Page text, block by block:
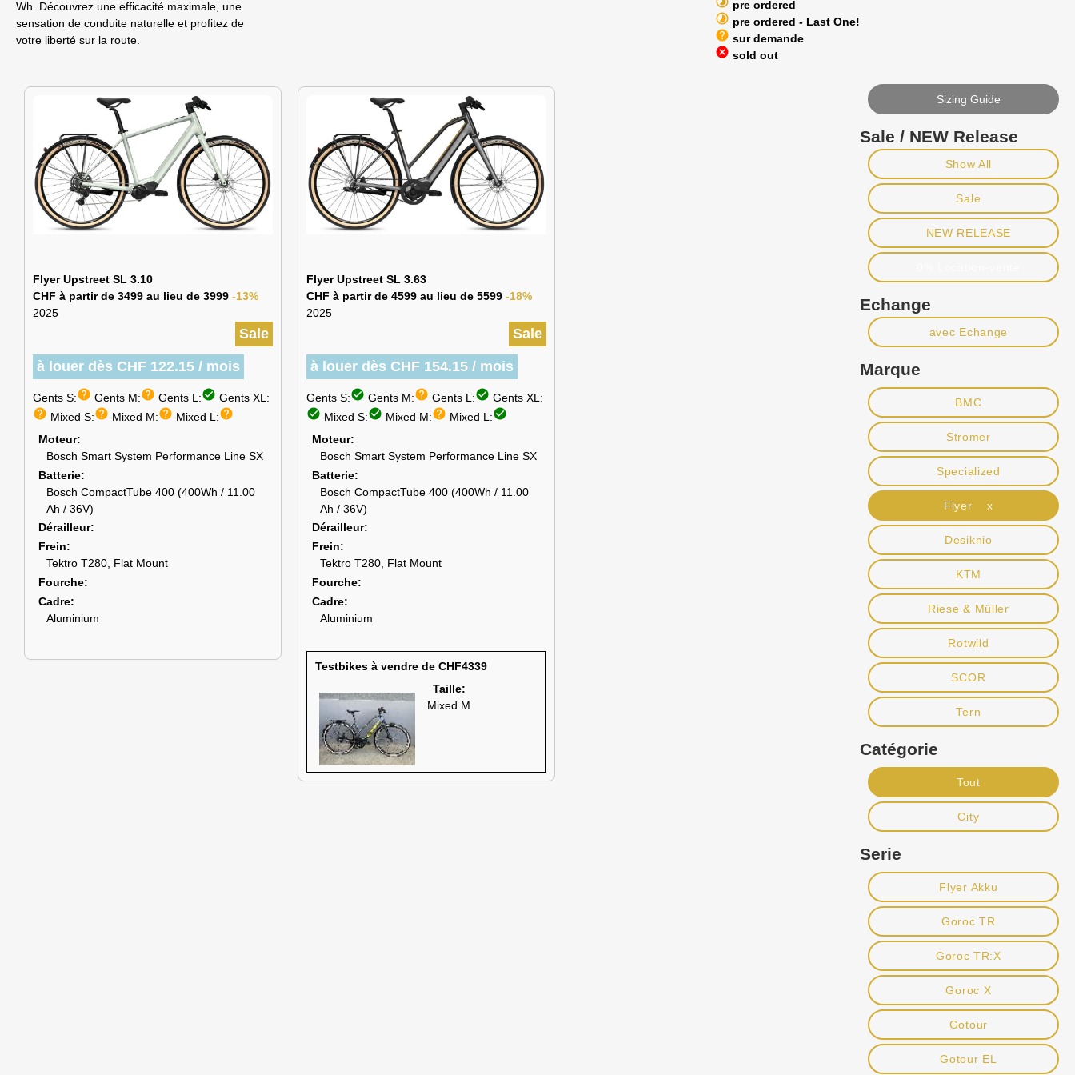
Wh. Découvrez une efficacité maximale, une
sensation de conduite naturelle et profitez de
votre liberté sur la route.
pre ordered
timelapse pre ordered - Last One!
help sur demande
cancel sold out
Flyer Upstreet SL 3.10
CHF à partir de 3499 au lieu de 3999 -13%
2025
Sale
à louer dès CHF 122.15 / mois
Gents S:help Gents M:help Gents L:check_circle Gents XL:
help Mixed S:help Mixed M:help Mixed L:help
Moteur
Bosch Smart System Performance Line SX
Batterie
Bosch CompactTube 400 (400Wh / 11.00
Ah / 36V)
Dérailleur
Frein
Tektro T280, Flat Mount
Fourche
Cadre
Aluminium
Flyer Upstreet SL 3.63
CHF à partir de 4599 au lieu de 5599 -18%
2025
Sale
à louer dès CHF 154.15 / mois
Gents S:check_circle Gents M:help Gents L:check_circle Gents XL:
check_circle Mixed S:check_circle Mixed M:help Mixed L:check_circle
Moteur
Bosch Smart System Performance Line SX
Batterie
Bosch CompactTube 400 (400Wh / 11.00
Ah / 36V)
Dérailleur
Frein
Tektro T280, Flat Mount
Fourche
Cadre
Aluminium
Testbikes à vendre de CHF4339
Taille:
Mixed M
Sizing Guide
Sale / NEW Release
Show All
Sale
NEW RELEASE
Echange
avec Echange
Marque
BMC
Stromer
Specialized
Flyer x
Desiknio
KTM
Riese & Müller
Rotwild
SCOR
Tern
Catégorie
Tout
City
Serie
Flyer Akku
Goroc TR
Goroc TR:X
Goroc X
Gotour
Gotour EL